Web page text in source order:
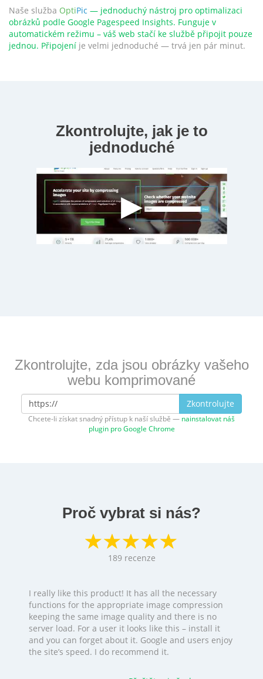
Naše služba OptiPic — jednoduchý nástroj pro optimalizaci
obrázků podle Google Pagespeed Insights. Funguje v
automatickém režimu – váš web stačí ke službě připojit pouze
jednou. Připojení je velmi jednoduché — trvá jen pár minut.
Zkontrolujte, jak je to
jednoduché
Zkontrolujte, zda jsou obrázky vašeho
webu komprimované
Zkontrolujte
Chcete-li získat snadný přístup k naší službě — nainstalovat náš
plugin pro Google Chrome
Proč vybrat si nás?
189 recenze
I really like this product! It has all the necessary
functions for the appropriate image compression
keeping the same image quality and there is no
server load. For a user it looks like this – install it
and you can forget about it. Google and users enjoy
the site’s speed. I do recommend it.